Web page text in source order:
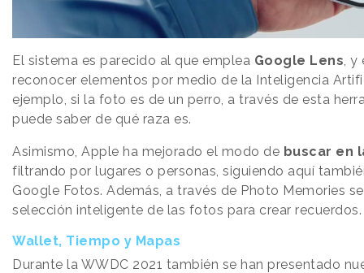
El sistema es parecido al que emplea Google Lens, y
reconocer elementos por medio de la Inteligencia
ejemplo, si la foto es de un perro, a través de esta
puede saber de qué raza es.
Asimismo, Apple ha mejorado el modo de buscar en
filtrando por lugares o personas, siguiendo aquí
Google Fotos. Además, a través de Photo Memories
selección inteligente de las fotos para crear recuerdos.
Wallet, Tiempo y Mapas
Durante la WWDC 2021 también se han presentado